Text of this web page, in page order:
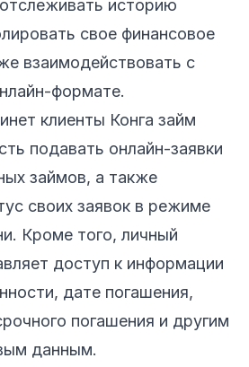
историю
свое финансовое
взаимодействовать с
формате.
клиенты Конга займ
подавать онлайн-заявки
займов, а также
своих заявок в режиме
Кроме того, личный
доступ к информации
дате погашения,
погашения и другим
данным.